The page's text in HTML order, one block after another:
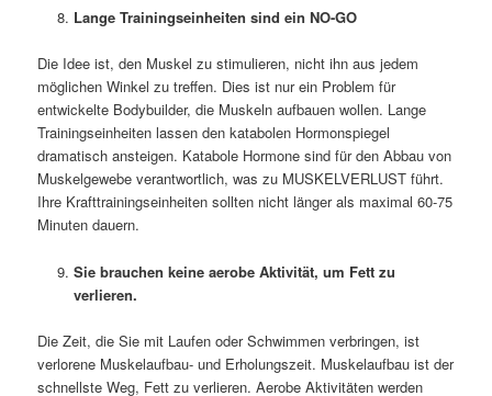
Lange Trainingseinheiten sind ein NO-GO
Die Idee ist, den Muskel zu stimulieren, nicht ihn aus jedem
möglichen Winkel zu treffen. Dies ist nur ein Problem für
entwickelte Bodybuilder, die Muskeln aufbauen wollen. Lange
Trainingseinheiten lassen den katabolen Hormonspiegel
dramatisch ansteigen. Katabole Hormone sind für den Abbau von
Muskelgewebe verantwortlich, was zu MUSKELVERLUST führt.
Ihre Krafttrainingseinheiten sollten nicht länger als maximal 60-75
Minuten dauern.
Sie brauchen keine aerobe Aktivität, um Fett zu
verlieren.
Die Zeit, die Sie mit Laufen oder Schwimmen verbringen, ist
verlorene Muskelaufbau- und Erholungszeit. Muskelaufbau ist der
schnellste Weg, Fett zu verlieren. Aerobe Aktivitäten werden